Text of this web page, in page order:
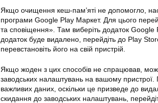
Якщо очищення кеш-пам’яті не допомогло,
програми Google Play Маркет. Для цього
та сповіщення». Там виберіть додаток Google
додаток буде видалено, перейдіть до Play
перевстановіть його на свій пристрій.
Якщо жоден з цих способів не спрацював,
заводських налаштувань на вашому пристрої.
важливих даних, оскільки це призведе до
скидання до заводських налаштувань,